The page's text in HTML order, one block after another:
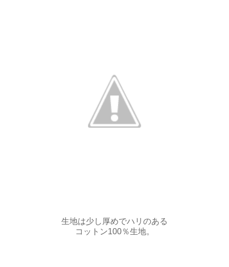
生地は少し厚めでハリのある
コットン100％生地。